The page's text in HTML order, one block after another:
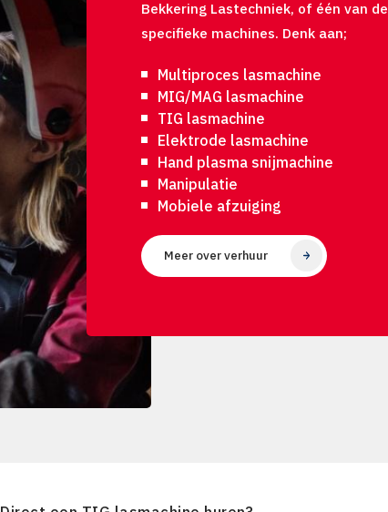
Bekkering Lastechniek, of één van de
specifieke machines. Denk aan;
Multiproces lasmachine
MIG/MAG lasmachine
TIG lasmachine
Elektrode lasmachine
Hand plasma snijmachine
Manipulatie
Mobiele afzuiging
Meer over verhuur